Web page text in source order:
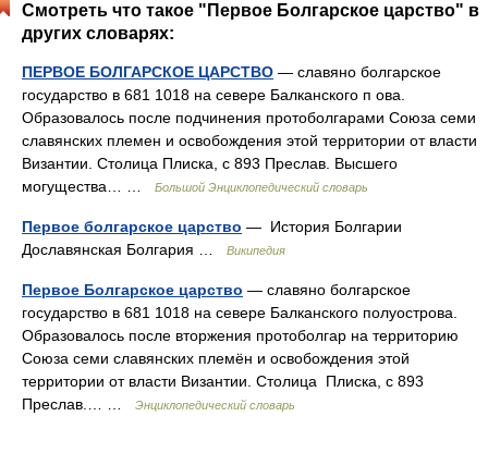
Смотреть что такое "Первое Болгарское царство" в
других словарях:
ПЕРВОЕ БОЛГАРСКОЕ ЦАРСТВО — славяно болгарское
государство в 681 1018 на севере Балканского п ова.
Образовалось после подчинения протоболгарами Союза семи
славянских племен и освобождения этой территории от власти
Византии. Столица Плиска, с 893 Преслав. Высшего
могущества… …
Большой Энциклопедический словарь
Первое болгарское царство — История Болгарии
Дославянская Болгария …
Википедия
Первое Болгарское царство — славяно болгарское
государство в 681 1018 на севере Балканского полуострова.
Образовалось после вторжения протоболгар на территорию
Союза семи славянских племён и освобождения этой
территории от власти Византии. Столица Плиска, с 893
Преслав.… …
Энциклопедический словарь